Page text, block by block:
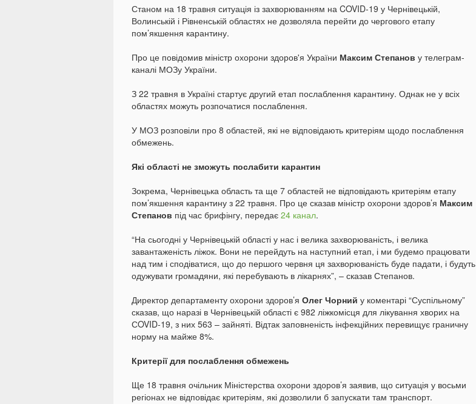
Станом на 18 травня ситуація із захворюванням на COVID-19 у Чернівецькій,
Волинській і Рівненській областях не дозволяла перейти до чергового етапу
пом’якшення карантину.
Про це повідомив міністр охорони здоров'я України Максим Степанов у телеграм-
каналі МОЗу України.
З 22 травня в Україні стартує другий етап послаблення карантину. Однак не у всіх
областях можуть розпочатися послаблення.
У МОЗ розповіли про 8 областей, які не відповідають критеріям щодо послаблення
обмежень.
Які області не зможуть послабити карантин
Зокрема, Чернівецька область та ще 7 областей не відповідають критеріям етапу
пом’якшення карантину з 22 травня. Про це сказав міністр охорони здоров’я Максим
Степанов під час брифінгу, передає 24 канал.
“На сьогодні у Чернівецькій області у нас і велика захворюваність, і велика
завантаженість ліжок. Вони не перейдуть на наступний етап, і ми будемо працювати
над тим і сподіватися, що до першого червня ця захворюваність буде падати, і будуть
одужувати громадяни, які перебувають в лікарнях”, – сказав Степанов.
Директор департаменту охорони здоров’я Олег Чорний у коментарі “Суспільному”
сказав, що наразі в Чернівецькій області є 982 ліжкомісця для лікування хворих на
СOVID-19, з них 563 – зайняті. Відтак заповненість інфекційних перевищує граничну
норму на майже 8%.
Критерії для послаблення обмежень
Ще 18 травня очільник Міністерства охорони здоров’я заявив, що ситуація у восьми
регіонах не відповідає критеріям, які дозволили б запускати там транспорт.